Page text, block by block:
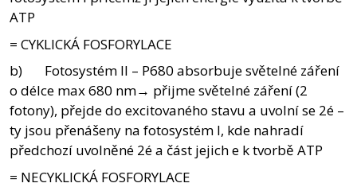
ATP
= CYKLICKÁ FOSFORYLACE
b) Fotosystém II – P680 absorbuje světelné záření
o délce max 680 nm→ přijme světelné záření (2
fotony), přejde do excitovaného stavu a uvolní se 2é –
ty jsou přenášeny na fotosystém I, kde nahradí
předchozí uvolněné 2é a část jejich e k tvorbě ATP
= NECYKLICKÁ FOSFORYLACE